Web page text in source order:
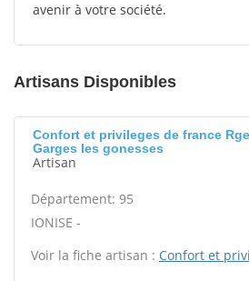
avenir à votre société.
Artisans Disponibles
Confort et privileges de france
Garges les gonesses
Artisan
Département: 95
IONISE -
Voir la fiche artisan : Confort et